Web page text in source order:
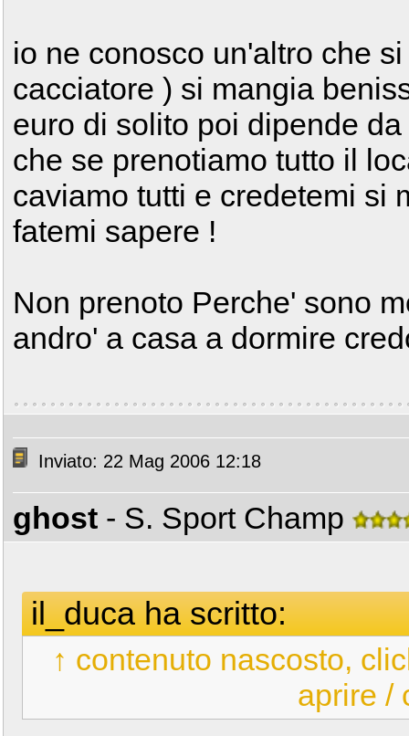
io ne conosco un'altro che
cacciatore ) si mangia
euro di solito poi dipende
che se prenotiamo tutto il
caviamo tutti e credetemi si
fatemi sapere !
Non prenoto Perche' sono
andro' a casa a dormire
Inviato: 22 Mag 2006 12:18
ghost - S. Sport Champ
il_duca ha scritto:
↑ contenuto nascosto,
aprire /